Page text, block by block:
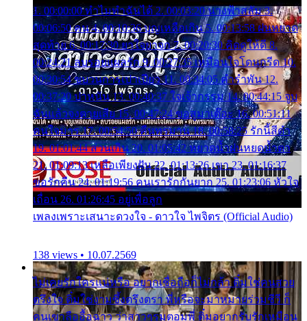
1. 00:00:00 ทำไมทำฉันได้ 2. 00:03:20 นางฟ้าสลัม 3.
00:06:50 คน 4. 00:10:36 บุญเหลือเกิน 5. 00:13:58 ฝนหยาด
สุดท้าย 6. 00:17:30 ยาใจยาจก 7. 00:20:30 คิดดูให้ดี 8.
00:24:21 ลบรอยแผลรัก 9. 00:27:35 เหมือนใจโดนกรีด 10.
00:30:54 ขบวนการเปาเปียว 11. 00:34:05 คำรำพัน 12.
00:37:20 ปาหนัน 13. 00:40:37 ใจเจ้ากรรม 14. 00:44:15 จูบ
ฉันแล้วจงตายเสีย 15. 00:47:24 ขอสูมาเต๊อะ 16. 00:51:11
คนใจมาร 17. 00:54:50 คืนทรมาน 18. 00:58:25 รักนี้สีดำ
19. 01:01:44 ส่วนเกิน 20. 01:05:42 หยาดน้ำฝนหยดน้ำตา
21. 01:09:13 เหลือเพียงฝัน 22. 01:13:26 เขา 23. 01:16:37
ขอรักคืน 24. 01:19:56 คนเรารักกันยาก 25. 01:23:06 หัวใจ
เถื่อน 26. 01:26:45 อยู่เพื่อลูก
เพลงเพราะเสนาะดวงใจ - ดาวใจ ไพจิตร (Official Audio)
138 views • 10.07.2569
ไม่เคยรักใครแน่หรือ อยากเชื่อถือก็ไม่กล้า ติ๋มใช่คนสวย
ตรึงใจ ติ๋มใช่งามซึ้งตรึงตรา พี่หรือจะมาหมายร่วมชีวี ก็
คนเขาลืออื้อฉาว ว่าสาวๆรุมตอมพี่ ติ๋มอยากรับรักเหมือน